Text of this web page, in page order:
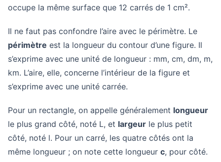
occupe la même surface que 12 carrés de 1 cm².
Il ne faut pas confondre l’aire avec le périmètre. Le
périmètre est la longueur du contour d’une figure. Il
s’exprime avec une unité de longueur : mm, cm, dm, m,
km. L’aire, elle, concerne l’intérieur de la figure et
s’exprime avec une unité carrée.
Pour un rectangle, on appelle généralement longueur
le plus grand côté, noté L, et largeur le plus petit
côté, noté l. Pour un carré, les quatre côtés ont la
même longueur ; on note cette longueur c, pour côté.